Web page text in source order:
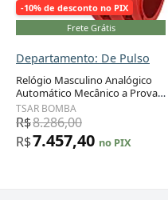
-10% de desconto no PIX
Frete Grátis
Departamento: De Pulso
Relógio Masculino Analógico
Automático Mecânico a Prova
dÁgua 50M com Pulseira de
Silicone, TSAR BOMBA
SGLZTB8209 TC, Vermelho e
Branco
TSAR BOMBA
R$8.286,00
R$7.457,40 no PIX